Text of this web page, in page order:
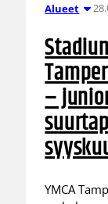
Alueet
–
YMCA